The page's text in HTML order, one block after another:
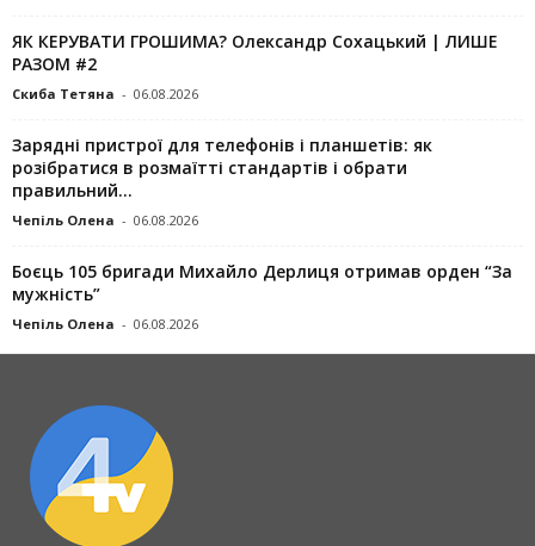
ЯК КЕРУВАТИ ГРОШИМА? Олександр Сохацький | ЛИШЕ
РАЗОМ #2
Скиба Тетяна - 06.08.2026
Зарядні пристрої для телефонів і планшетів: як
розібратися в розмаїтті стандартів і обрати
правильний...
Чепіль Олена - 06.08.2026
Боєць 105 бригади Михайло Дерлиця отримав орден “За
мужність”
Чепіль Олена - 06.08.2026